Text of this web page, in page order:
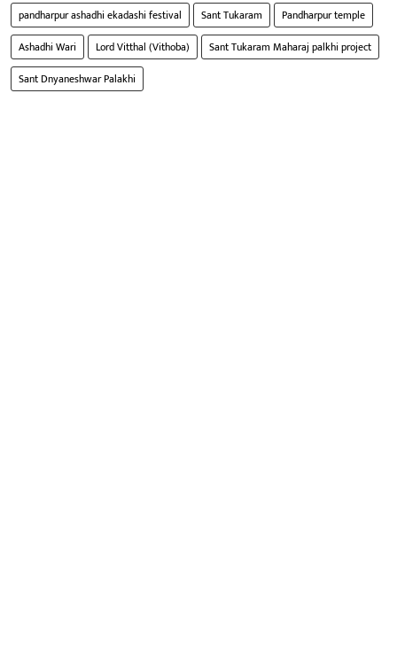
pandharpur ashadhi ekadashi festival Sant Tukaram
Pandharpur temple
Ashadhi Wari
Lord Vitthal (Vithoba)
Sant Tukaram Maharaj palkhi project
Sant Dnyaneshwar Palakhi